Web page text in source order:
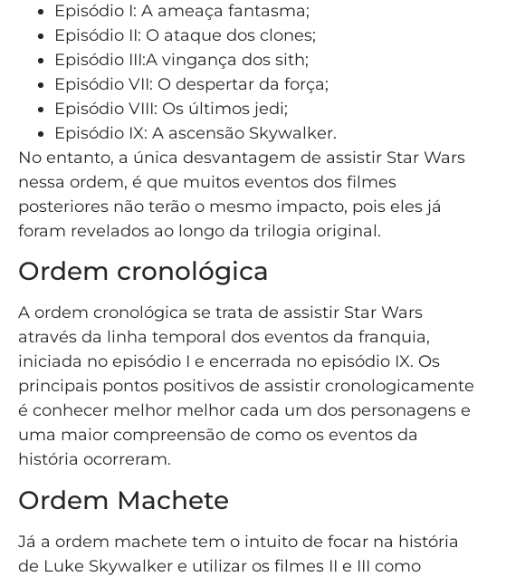
Episódio I: A ameaça fantasma;
Episódio II: O ataque dos clones;
Episódio III:A vingança dos sith;
Episódio VII: O despertar da força;
Episódio VIII: Os últimos jedi;
Episódio IX: A ascensão Skywalker.
No entanto, a única desvantagem de assistir Star Wars
nessa ordem, é que muitos eventos dos filmes
posteriores não terão o mesmo impacto, pois eles já
foram revelados ao longo da trilogia original.
Ordem cronológica
A ordem cronológica se trata de assistir Star Wars
através da linha temporal dos eventos da franquia,
iniciada no episódio I e encerrada no episódio IX. Os
principais pontos positivos de assistir cronologicamente
é conhecer melhor melhor cada um dos personagens e
uma maior compreensão de como os eventos da
história ocorreram.
Ordem Machete
Já a ordem machete tem o intuito de focar na história
de Luke Skywalker e utilizar os filmes II e III como